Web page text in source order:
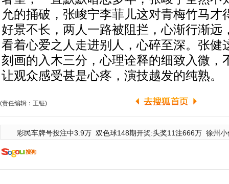
允的捅破，张峻宁李菲儿这对青梅竹马才
好景不长，两人一路被阻拦，心渐行渐远
看着心爱之人走进别人，心碎至深。张健
刻画的入木三分，心理诠释的细致入微，
让观众感受甚是心疼，演技越发的纯熟。
(责任编辑：王钲)
彩民车牌号投注中3.9万 双色球148期开奖:头奖11注666万 徐州